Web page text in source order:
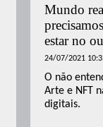
Mundo
estar no
24/07/2021
O não
Arte e NFT
digitais.